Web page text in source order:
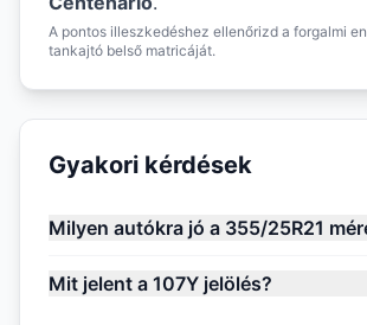
A pontos illeszkedéshez ellenőrizd a forgalmi
tankajtó belső matricáját.
Gyakori kérdések
Milyen autókra jó a 355/25R21
Mit jelent a 107Y jelölés?